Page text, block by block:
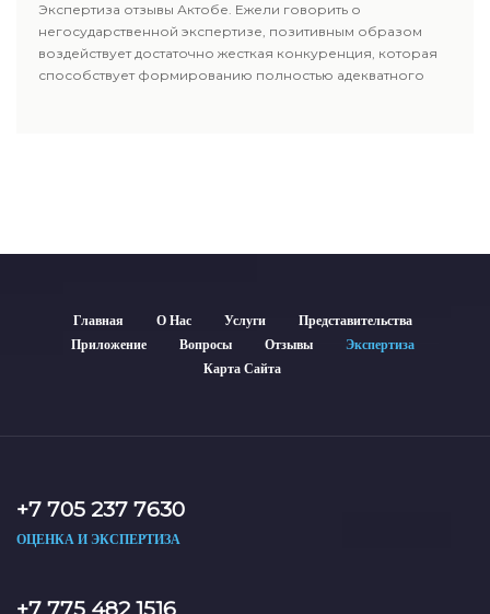
Экспертиза отзывы Актобе. Ежели говорить о
негосударственной экспертизе, позитивным образом
воздействует достаточно жесткая конкуренция, которая
способствует формированию полностью адекватного
Главная О Нас Услуги
Представительства
Приложение
Вопросы Отзывы
Экспертиза
Карта Сайта
+7 705 237 7630
ОЦЕНКА И ЭКСПЕРТИЗА